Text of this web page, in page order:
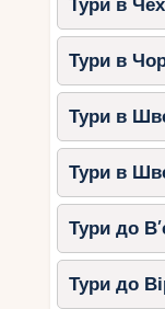
Тури в
Тури в
Тури в
Тури в
Тури до
Тури до